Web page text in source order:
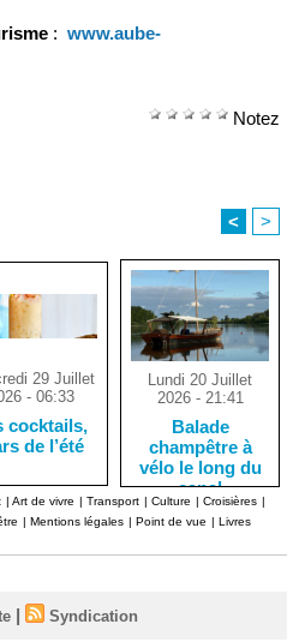
: www.aube-
Notez
< >
29 Juillet
- 06:33
cocktails,
de l’été
Lundi 20 Juillet
2026 - 21:41
Balade
champêtre à
vélo le long du
canal
d’Orléans, dans
le Loiret
| Art de vivre | Transport | Culture | Croisières |
| Mentions légales | Point de vue | Livres
| Syndication